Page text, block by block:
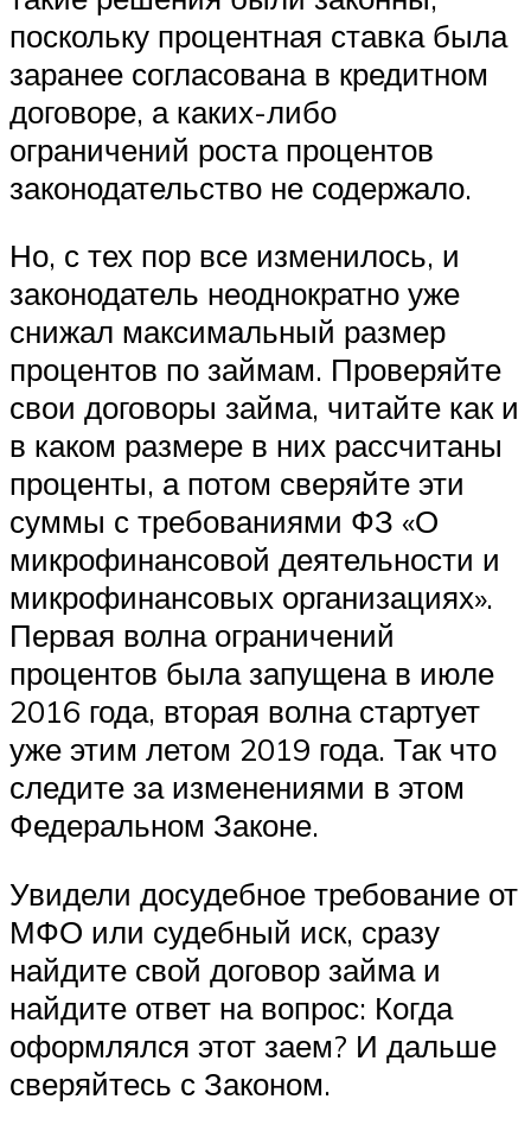
поскольку процентная ставка была
заранее согласована в кредитном
договоре, а каких-либо
ограничений роста процентов
законодательство не содержало.
Но, с тех пор все изменилось, и
законодатель неоднократно уже
снижал максимальный размер
процентов по займам. Проверяйте
свои договоры займа, читайте как и
в каком размере в них рассчитаны
проценты, а потом сверяйте эти
суммы с требованиями ФЗ «О
микрофинансовой деятельности и
микрофинансовых организациях».
Первая волна ограничений
процентов была запущена в июле
2016 года, вторая волна стартует
уже этим летом 2019 года. Так что
следите за изменениями в этом
Федеральном Законе.
Увидели досудебное требование от
МФО или судебный иск, сразу
найдите свой договор займа и
найдите ответ на вопрос: Когда
оформлялся этот заем? И дальше
сверяйтесь с Законом.